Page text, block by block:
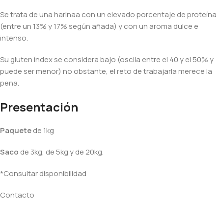
Se trata de una harinaa con un elevado porcentaje de proteína
(entre un 13% y 17% según añada) y con un aroma dulce e
intenso.
Su gluten índex se considera bajo (oscila entre el 40 y el 50% y
puede ser menor) no obstante, el reto de trabajarla merece la
pena.
Presentación
Paquetede 1kg
Saco de 3kg, de 5kg y de 20kg.
*Consultar disponibilidad
Contacto